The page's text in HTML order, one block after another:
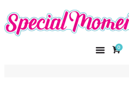
0
SPECIAL
El amor hecho